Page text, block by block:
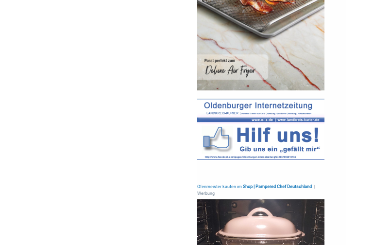
Ofenmeister kaufen im Shop | Pampered Chef Deutschland
Werbung